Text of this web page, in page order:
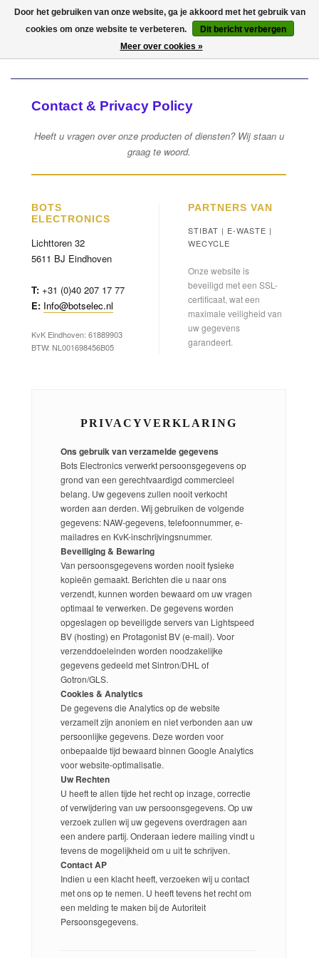
MIJN ACCOUNT
Contact & Privacy Policy
Heeft u vragen over onze producten of diensten? Wij staan u
graag te woord.
BOTS
ELECTRONICS
Lichttoren 32
5611 BJ Eindhoven
T: +31 (0)40 207 17 77
E: Info@botselec.nl
KvK Eindhoven: 61889903
BTW: NL001698456B05
PARTNERS VAN
STIBAT | E-WASTE |
WECYCLE
Onze website is
beveiligd met een SSL-
certificaat, wat een
maximale veiligheid van
uw gegevens
garandeert.
PRIVACYVERKLARING
Ons gebruik van verzamelde gegevens
Bots Electronics verwerkt persoonsgegevens op
grond van een gerechtvaardigd commercieel
belang. Uw gegevens zullen nooit verkocht
worden aan derden. Wij gebruiken de volgende
gegevens: NAW-gegevens, telefoonnummer, e-
mailadres en KvK-inschrijvingsnummer.
Beveiliging & Bewaring
Van persoonsgegevens worden nooit fysieke
kopieën gemaakt. Berichten die u naar ons
verzendt, kunnen worden bewaard om uw vragen
optimaal te verwerken. De gegevens worden
opgeslagen op beveiligde servers van Lightspeed
BV (hosting) en Protagonist BV (e-mail). Voor
verzenddoeleinden worden noodzakelijke
gegevens gedeeld met Sintron/DHL of
Gotron/GLS.
Cookies & Analytics
De gegevens die Analytics op de website
verzamelt zijn anoniem en niet verbonden aan uw
persoonlijke gegevens. Deze worden voor
onbepaalde tijd bewaard binnen Google Analytics
voor website-optimalisatie.
Uw Rechten
U heeft te allen tijde het recht op inzage, correctie
of verwijdering van uw persoonsgegevens. Op uw
verzoek zullen wij uw gegevens overdragen aan
een andere partij. Onderaan iedere mailing vindt u
tevens de mogelijkheid om u uit te schrijven.
Contact AP
Indien u een klacht heeft, verzoeken wij u contact
met ons op te nemen. U heeft tevens het recht om
een melding te maken bij de Autoriteit
Persoonsgegevens.
Door het gebruiken van onze website, ga je akkoord met het gebruik van
cookies om onze website te verbeteren.
Dit bericht verbergen
Meer over cookies »